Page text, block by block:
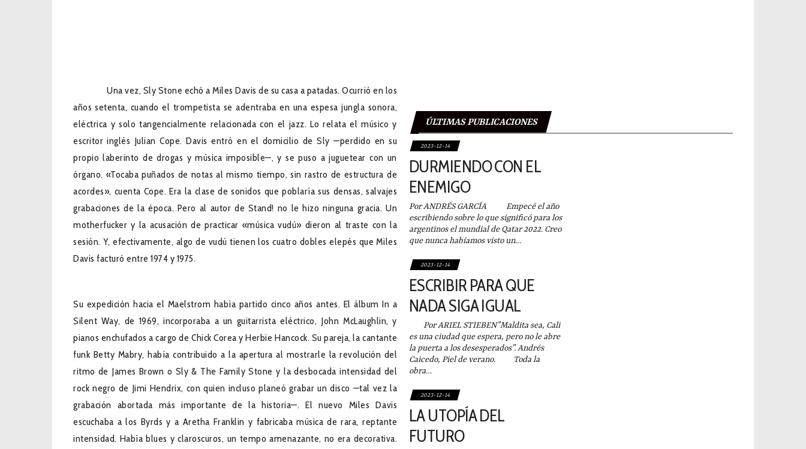
Una vez, Sly Stone echó a Miles Davis de su casa a patadas. Ocurrió en los
años setenta, cuando el trompetista se adentraba en una espesa jungla sonora,
eléctrica y solo tangencialmente relacionada con el jazz. Lo relata el músico y
escritor inglés Julian Cope. Davis entró en el domicilio de Sly —perdido en su
propio laberinto de drogas y música imposible—, y se puso a juguetear con un
órgano. «Tocaba puñados de notas al mismo tiempo, sin rastro de estructura de
acordes», cuenta Cope. Era la clase de sonidos que poblaría sus densas, salvajes
grabaciones de la época. Pero al autor de Stand! no le hizo ninguna gracia. Un
motherfucker y la acusación de practicar «música vudú» dieron al traste con la
sesión. Y, efectivamente, algo de vudú tienen los cuatro dobles elepés que Miles
Davis facturó entre 1974 y 1975.
Su expedición hacia el Maelstrom había partido cinco años antes. El álbum In a
Silent Way, de 1969, incorporaba a un guitarrista eléctrico, John McLaughlin, y
pianos enchufados a cargo de Chick Corea y Herbie Hancock. Su pareja, la cantante
funk Betty Mabry, había contribuido a la apertura al mostrarle la revolución del
ritmo de James Brown o Sly & The Family Stone y la desbocada intensidad del
rock negro de Jimi Hendrix, con quien incluso planeó grabar un disco —tal vez la
grabación abortada más importante de la historia—. El nuevo Miles Davis
escuchaba a los Byrds y a Aretha Franklin y fabricaba música de rara, reptante
intensidad. Había blues y claroscuros, un tempo amenazante, no era decorativa.
ÚLTIMAS PUBLICACIONES
2023-12-14
DURMIENDO CON EL
ENEMIGO
Por ANDRÉS GARCÍA Empecé el año
escribiendo sobre lo que significó para los
argentinos el mundial de Qatar 2022. Creo
que nunca habíamos visto un…
2023-12-14
ESCRIBIR PARA QUE
NADA SIGA IGUAL
Por ARIEL STIEBEN”Maldita sea, Cali
es una ciudad que espera, pero no le abre
la puerta a los desesperados”. Andrés
Caicedo, Piel de verano. Toda la
obra…
2023-12-14
LA UTOPÍA DEL
FUTURO